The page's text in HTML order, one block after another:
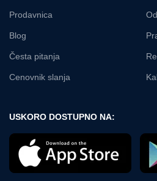
Prodavnica
Blog
Česta pitanja
Cenovnik slanja
USKORO DOSTUPNO NA: